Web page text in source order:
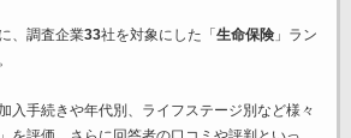
、調査企業33社を対象にした「 生命保険」ラン
入手続きや年代別、ライフステージ別など様々